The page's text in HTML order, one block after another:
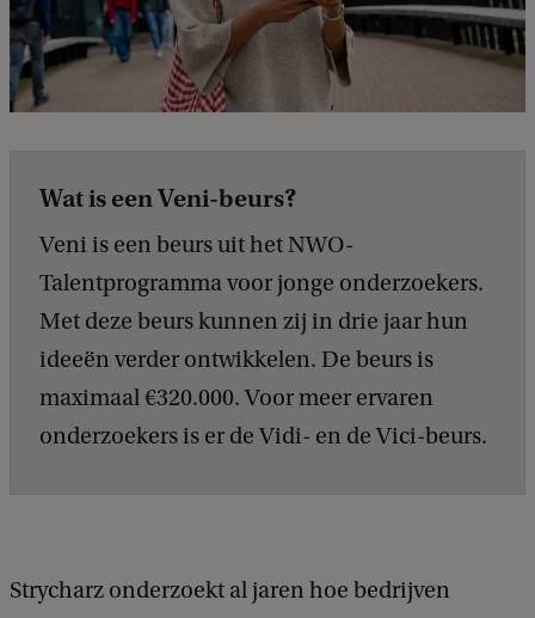
Wat is een Veni-beurs?
Veni is een beurs uit het NWO-
Talentprogramma voor jonge onderzoekers.
Met deze beurs kunnen zij in drie jaar hun
ideeën verder ontwikkelen. De beurs is
maximaal €320.000. Voor meer ervaren
onderzoekers is er de Vidi- en de Vici-beurs.
Strycharz onderzoekt al jaren hoe bedrijven